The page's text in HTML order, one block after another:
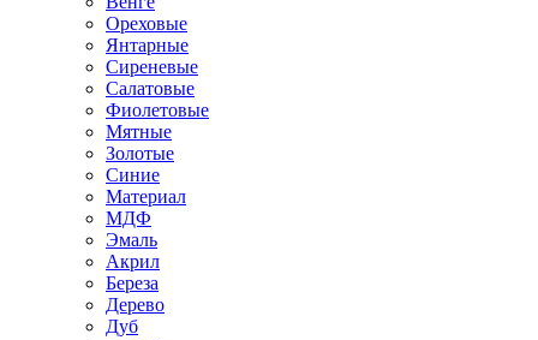
Ореховые
Янтарные
Сиреневые
Салатовые
Фиолетовые
Мятные
Золотые
Синие
Материал
МДФ
Эмаль
Акрил
Береза
Дерево
Дуб